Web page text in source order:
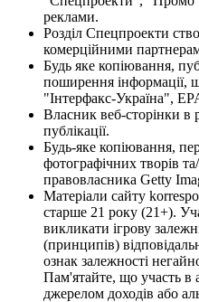
реклами.
Розділ Спецпроекти
комерційними
Будь яке копіювання,
поширення інформації,
"Інтерфакс-Україна",
Власник веб-сторінки в
публікації.
Будь-яке копіювання,
фотографічних творів
правовласника Getty
Матеріали сайту
старше 21 року (21+).
викликати ігрову
(принципів)
ознак залежності
Пам'ятайте, що участь в
джерелом доходів або